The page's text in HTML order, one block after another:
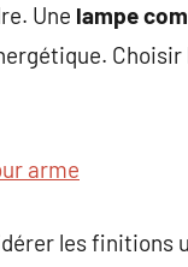
Une lampe
arme
les finitions